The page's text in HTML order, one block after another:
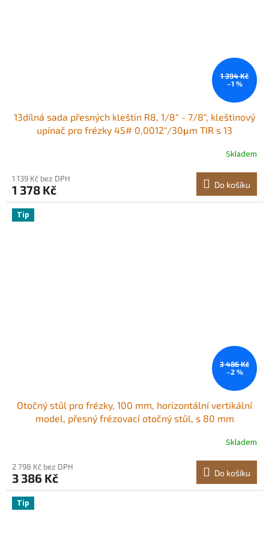
1 394 Kč
–1 %
13dílná sada přesných kleštin R8, 1/8" - 7/8", kleštinový
upínač pro frézky 45# 0,0012"/30μm TIR s 13
Skladem
1 139 Kč bez DPH
1 378 Kč Do košíku
Tip
3 486 Kč
–2 %
Otočný stůl pro frézky, 100 mm, horizontální vertikální
model, přesný frézovací otočný stůl, s 80 mm
Skladem
2 798 Kč bez DPH
3 386 Kč Do košíku
Tip